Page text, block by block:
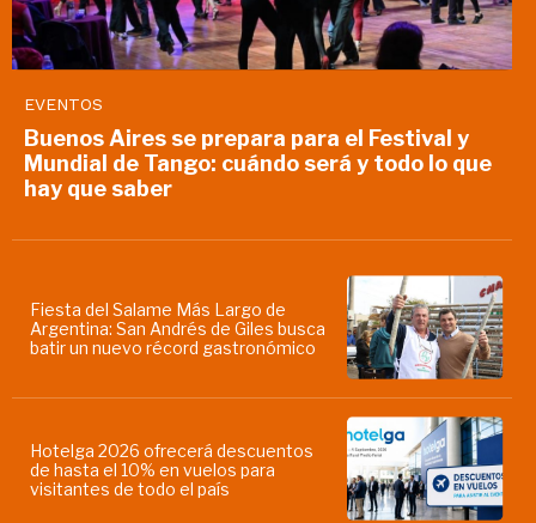
EVENTOS
Buenos Aires se prepara para el Festival y
Mundial de Tango: cuándo será y todo lo que
hay que saber
Fiesta del Salame Más Largo de
Argentina: San Andrés de Giles busca
batir un nuevo récord gastronómico
Hotelga 2026 ofrecerá descuentos
de hasta el 10% en vuelos para
visitantes de todo el país